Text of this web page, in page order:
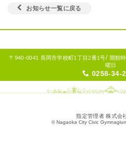
お知らせ一覧に戻る
〒940-0041 長岡市学校町1丁目2番1号/ 開館
曜日
0258-34-
指定管理者 株式会
© Nagaoka City Civic